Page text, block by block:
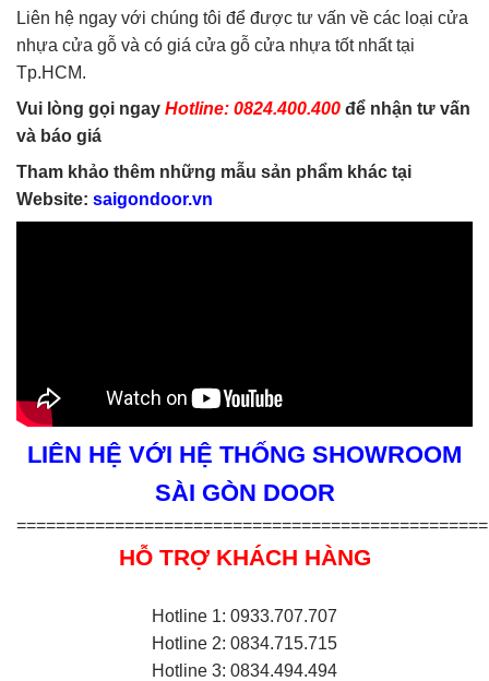
Liên hệ ngay với chúng tôi để được tư vấn về các loại cửa
nhựa cửa gỗ và có giá cửa gỗ cửa nhựa tốt nhất tại
Tp.HCM.
Vui lòng gọi ngay Hotline: 0824.400.400 để nhận tư vấn
và báo giá
Tham khảo thêm những mẫu sản phẩm khác tại
Website: saigondoor.vn
LIÊN HỆ VỚI HỆ THỐNG SHOWROOM
SÀI GÒN DOOR
================================================
HỖ TRỢ KHÁCH HÀNG
Hotline 1: 0933.707.707
Hotline 2: 0834.715.715
Hotline 3: 0834.494.494